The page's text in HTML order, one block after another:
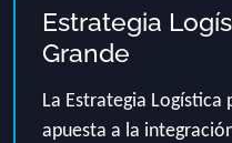
Estrategia
Grande
La Estrategia Logística
apuesta a la